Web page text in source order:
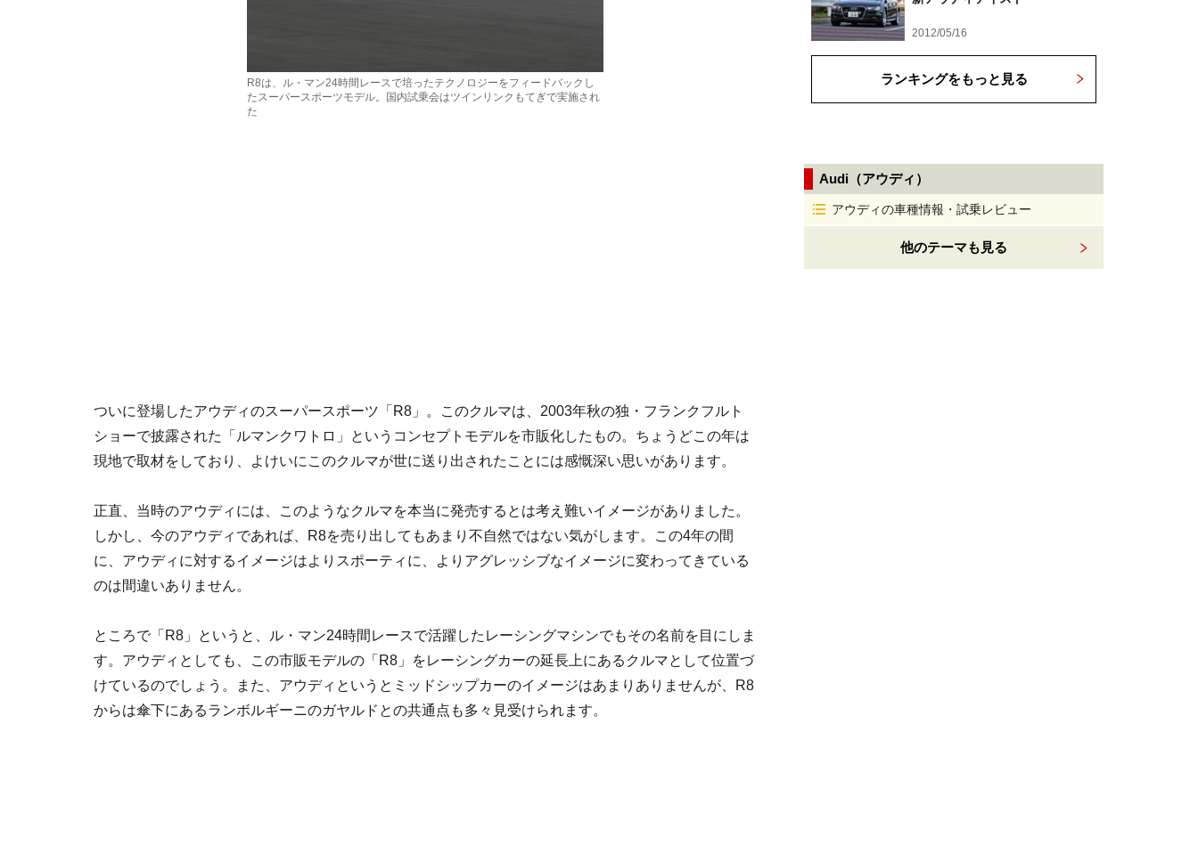
R8は、ル・マン24時間レースで培ったテクノロジーをフィードバックし
たスーパースポーツモデル。国内試乗会はツインリンクもてぎで実施され
た
ついに登場したアウディのスーパースポーツ「R8」。このクルマは、2003年秋の独・フランクフルト
ショーで披露された「ルマンクワトロ」というコンセプトモデルを市販化したもの。ちょうどこの年は
現地で取材をしており、よけいにこのクルマが世に送り出されたことには感慨深い思いがあります。
正直、当時のアウディには、このようなクルマを本当に発売するとは考え難いイメージがありました。
しかし、今のアウディであれば、R8を売り出してもあまり不自然ではない気がします。この4年の間
に、アウディに対するイメージはよりスポーティに、よりアグレッシブなイメージに変わってきている
のは間違いありません。
ところで「R8」というと、ル・マン24時間レースで活躍したレーシングマシンでもその名前を目にしま
す。アウディとしても、この市販モデルの「R8」をレーシングカーの延長上にあるクルマとして位置づ
けているのでしょう。また、アウディというとミッドシップカーのイメージはあまりありませんが、R8
からは傘下にあるランボルギーニのガヤルドとの共通点も多々見受けられます。
2012/05/16
ランキングをもっと見る
Audi（アウディ）
アウディの車種情報・試乗レビュー
他のテーマも見る